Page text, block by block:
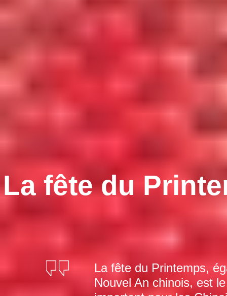
La fête du
La fête du Printemps,
Nouvel An chinois, est